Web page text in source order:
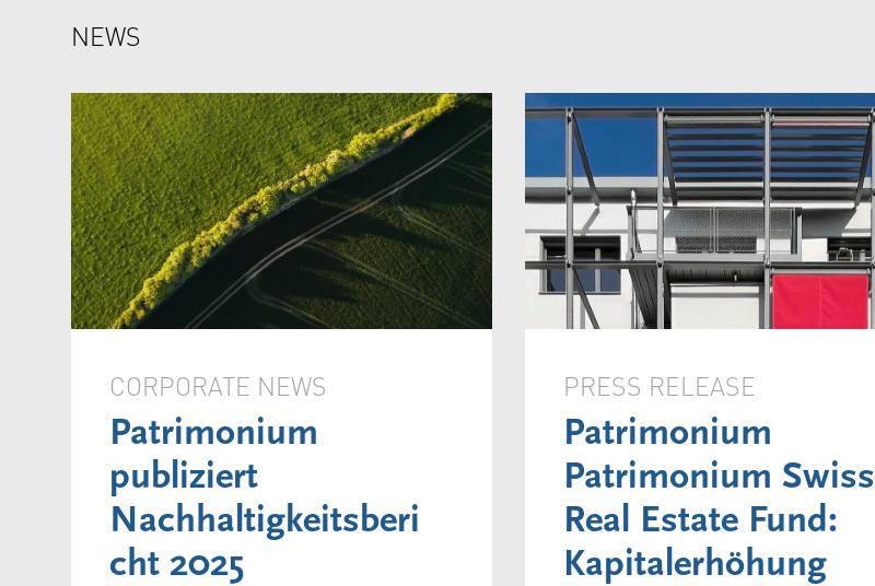
NEWS
CORPORATE NEWS
Patrimonium
publiziert
Nachhaltigkeitsberi
cht 2025
PRESS RELEASE
Patrimonium
Patrimonium Swiss
Real Estate Fund:
Kapitalerhöhung